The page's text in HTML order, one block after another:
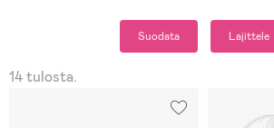
Suodata Lajittele
14 tulosta.